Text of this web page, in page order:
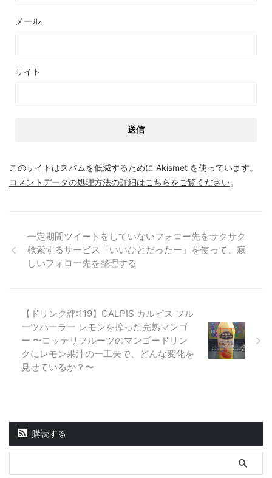
メール
サイト
このサイトはスパムを低減するために Akismet を使っています。
コメントデータの処理方法の詳細はこちらをご覧ください。
一定期間ツイートをしていないフォロー先をサクサク
検索するサービス「いいひとだったー」を使って、寂
しいフォロー先を整理する
【ドリンク評:119】CALPIS カルピス フル
ーツパーラー レモンを搾った完熟マンゴ
ー 〜コッテリフルーツのマンゴードリン
クにレモン果汁の一工夫で、どんな変化を
見せているか？〜
購読する